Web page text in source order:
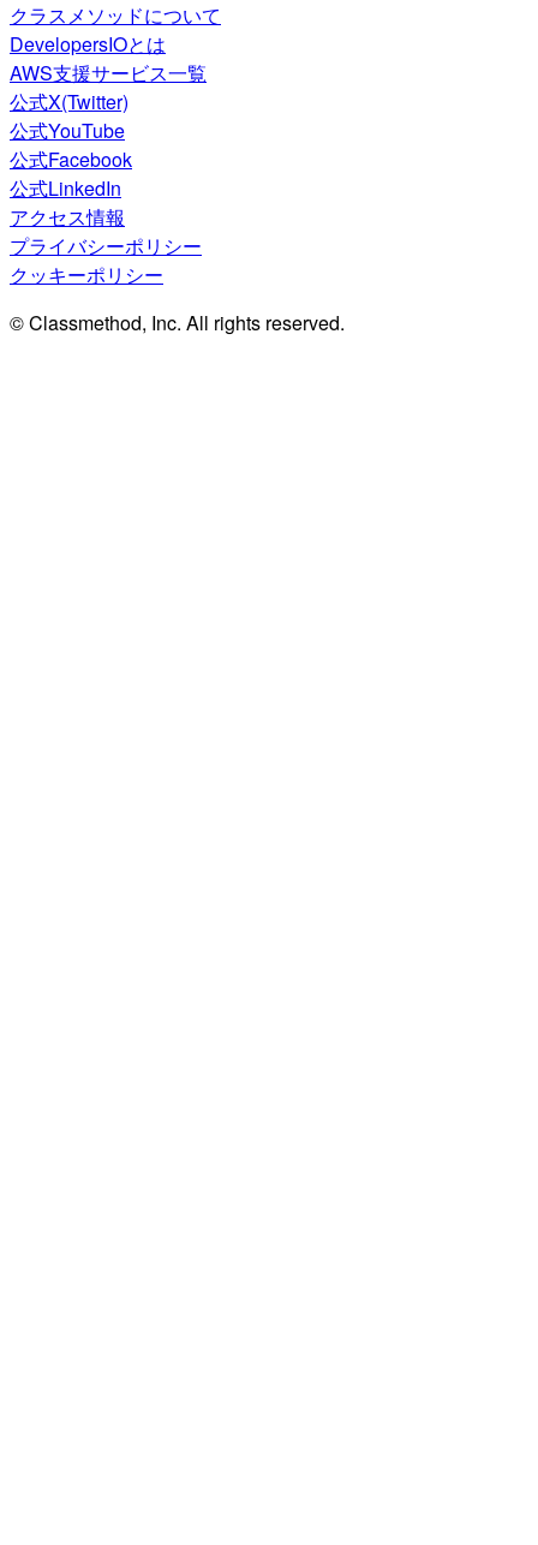
クラスメソッドについて
DevelopersIOとは
AWS支援サービス一覧
公式X(Twitter)
公式YouTube
公式Facebook
公式LinkedIn
アクセス情報
プライバシーポリシー
クッキーポリシー
© Classmethod, Inc. All rights reserved.